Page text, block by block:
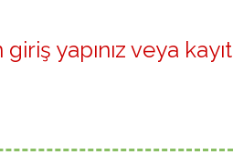
giriş yapınız veya kayıt